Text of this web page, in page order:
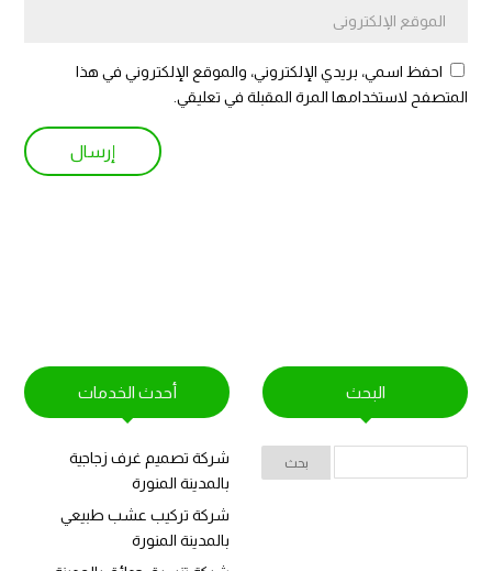
احفظ اسمي، بريدي الإلكتروني، والموقع الإلكتروني في هذا
المتصفح لاستخدامها المرة المقبلة في تعليقي.
البحث أحدث الخدمات
شركة تصميم غرف زجاجية
بالمدينة المنورة
شركة تركيب عشب طبيعي
بالمدينة المنورة